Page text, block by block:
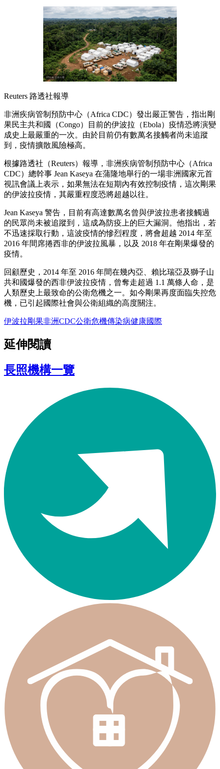
Reuters 路透社報導
非洲疾病管制預防中心（Africa CDC）發出嚴正警告，指出剛
果民主共和國（Congo）目前的伊波拉（Ebola）疫情恐將演變
成史上最嚴重的一次。由於目前仍有數萬名接觸者尚未追蹤
到，疫情擴散風險極高。
根據路透社（Reuters）報導，非洲疾病管制預防中心（Africa
CDC）總幹事 Jean Kaseya 在蒲隆地舉行的一場非洲國家元首
視訊會議上表示，如果無法在短期內有效控制疫情，這次剛果
的伊波拉疫情，其嚴重程度恐將超越以往。
Jean Kaseya 警告，目前有高達數萬名曾與伊波拉患者接觸過
的民眾尚未被追蹤到，這成為防疫上的巨大漏洞。他指出，若
不迅速採取行動，這波疫情的慘烈程度，將會超越 2014 年至
2016 年間席捲西非的伊波拉風暴，以及 2018 年在剛果爆發的
疫情。
回顧歷史，2014 年至 2016 年間在幾內亞、賴比瑞亞及獅子山
共和國爆發的西非伊波拉疫情，曾奪走超過 1.1 萬條人命，是
人類歷史上最致命的公衛危機之一。如今剛果再度面臨失控危
機，已引起國際社會與公衛組織的高度關注。
伊波拉剛果非洲CDC公衛危機傳染病健康國際
延伸閱讀
長照機構一覽